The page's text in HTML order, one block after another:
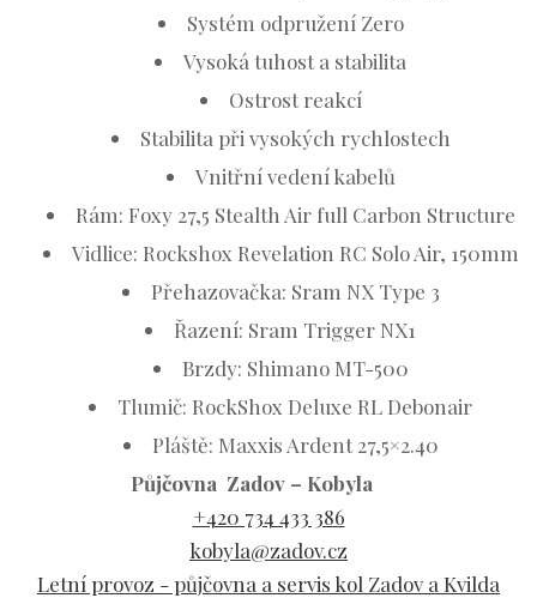
Systém odpružení Zero
Vysoká tuhost a stabilita
Ostrost reakcí
Stabilita při vysokých rychlostech
Vnitřní vedení kabelů
Rám: Foxy 27,5 Stealth Air full Carbon Structure
Vidlice: Rockshox Revelation RC Solo Air, 150mm
Přehazovačka: Sram NX Type 3
Řazení: Sram Trigger NX1
Brzdy: Shimano MT-500
Tlumič: RockShox Deluxe RL Debonair
Pláště: Maxxis Ardent 27,5×2.40
Půjčovna Zadov – Kobyla
+420 734 433 386
kobyla@zadov.cz
Letní provoz - půjčovna a servis kol Zadov a Kvilda